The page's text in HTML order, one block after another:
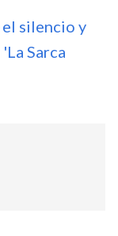
silencio y
Sarca